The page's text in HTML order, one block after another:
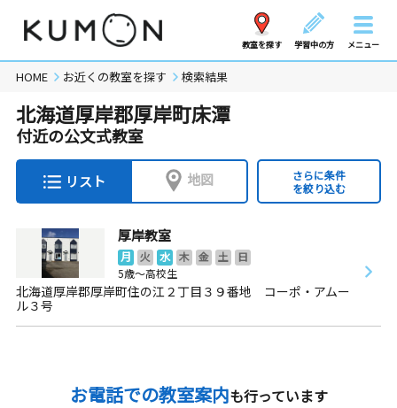
教室を探す 学習中の方 メニュー
HOME お近くの教室を探す 検索結果
北海道厚岸郡厚岸町床潭
付近の公文式教室
リスト 地図
さらに条件
を絞り込む
厚岸教室
月 火 水 木 金 土
日
5歳～高校生
北海道厚岸郡厚岸町住の江２丁目３９番地 コーポ・アムー
ル３号
お電話での教室案内も行っています